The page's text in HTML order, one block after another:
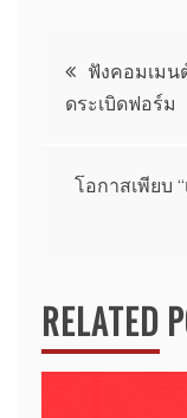
แนะแน
เรื่อง
ฟังคอมเมน
ดระเบิดฟอร์ม
โอกาสเพียบ
RELATED